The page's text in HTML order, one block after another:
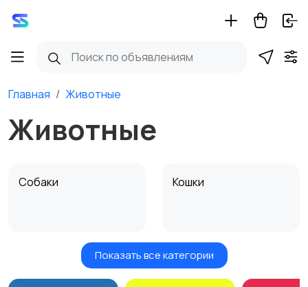
Главная Животные
Животные
Собаки Кошки
Грызуны
Показать все категории